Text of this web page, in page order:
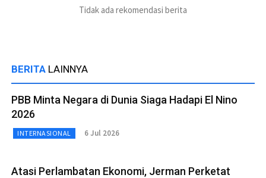
Tidak ada rekomendasi berita
BERITA LAINNYA
PBB Minta Negara di Dunia Siaga Hadapi El Nino
2026
INTERNASIONAL 6 Jul 2026
Atasi Perlambatan Ekonomi, Jerman Perketat